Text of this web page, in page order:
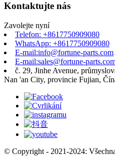
Kontaktujte nás
Zavolejte nyní
Telefon: +8617750909080
WhatsApp: +8617750909080
E-mail:info@fortune-parts.com
E-mail:sales@fortune-
č. 29, Jinhe Avenue,
Nan 'an City, provincie Fujian,
© Copyright - 2021-2024: